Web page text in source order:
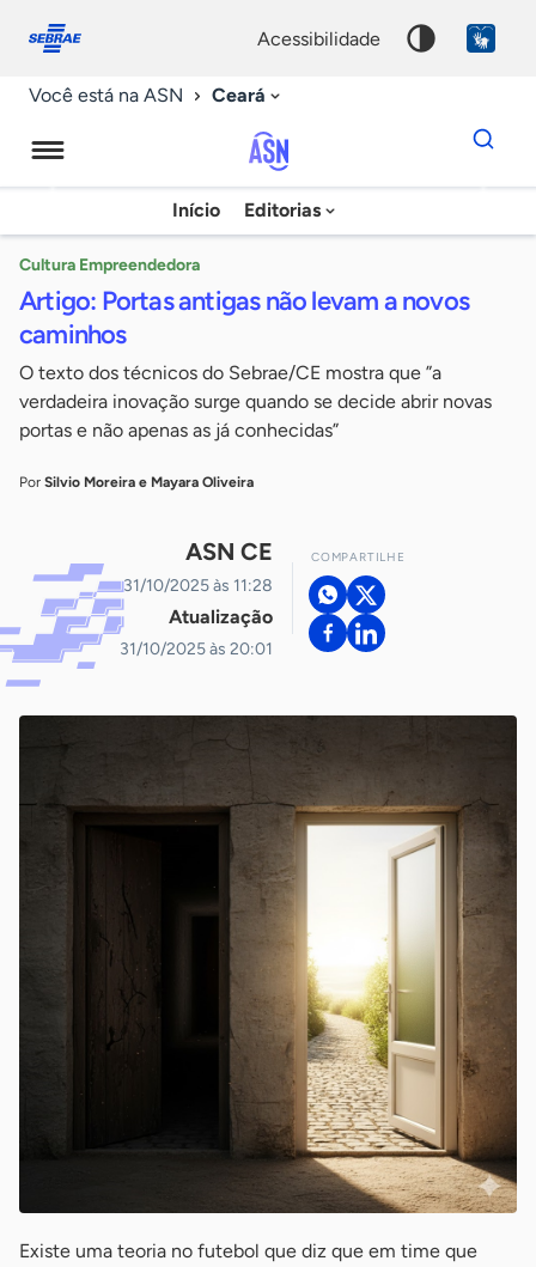
conosco
acessibilidade
Você está na ASN Ceará
Agência
Sebrae
Notícias
Início Editorias
Dados
para
chave
Cultura Empreendedora
Artigo: Portas antigas não levam a novos
caminhos
O texto dos técnicos do Sebrae/CE mostra que ”a
verdadeira inovação surge quando se decide abrir novas
portas e não apenas as já conhecidas”
Por Silvio Moreira e Mayara Oliveira
ASN CE
31/10/2025 às 11:28
Atualização
31/10/2025 às 20:01
COMPARTILHE
Existe uma teoria no futebol que diz que em time que